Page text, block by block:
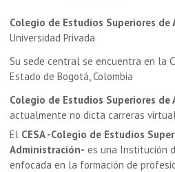
Colegio de Estudios Superiores de
Universidad Privada
Su sede central se encuentra en la
Estado de Bogotá, Colombia
Colegio de Estudios Superiores de
actualmente no dicta carreras
El CESA -Colegio de Estudios
Administración- es una Institución
enfocada en la formación de